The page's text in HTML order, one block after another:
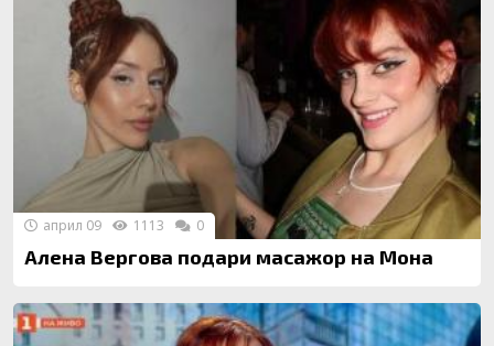
Алена Вергова подари масажор на Мона
април 09 1113 0